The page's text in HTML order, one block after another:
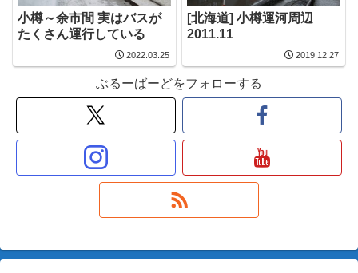
小樽～余市間 実はバスが
たくさん運行している
2022.03.25
[北海道] 小樽運河周辺
2011.11
2019.12.27
ぶるーばーどをフォローする